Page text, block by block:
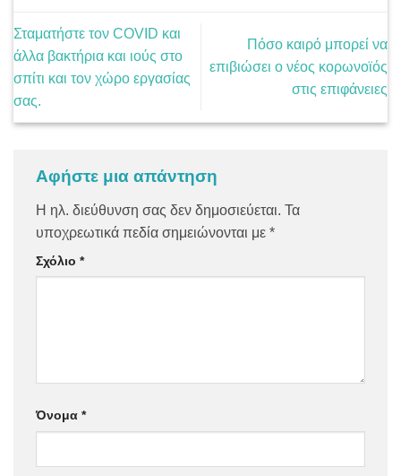
Σταματήστε τον COVID και
άλλα βακτήρια και ιούς στο
σπίτι και τον χώρο εργασίας
σας.
Πόσο καιρό μπορεί να
επιβιώσει ο νέος κορωνοϊός
στις επιφάνειες
Αφήστε μια απάντηση
Η ηλ. διεύθυνση σας δεν δημοσιεύεται. Τα
υποχρεωτικά πεδία σημειώνονται με *
Σχόλιο *
Όνομα *